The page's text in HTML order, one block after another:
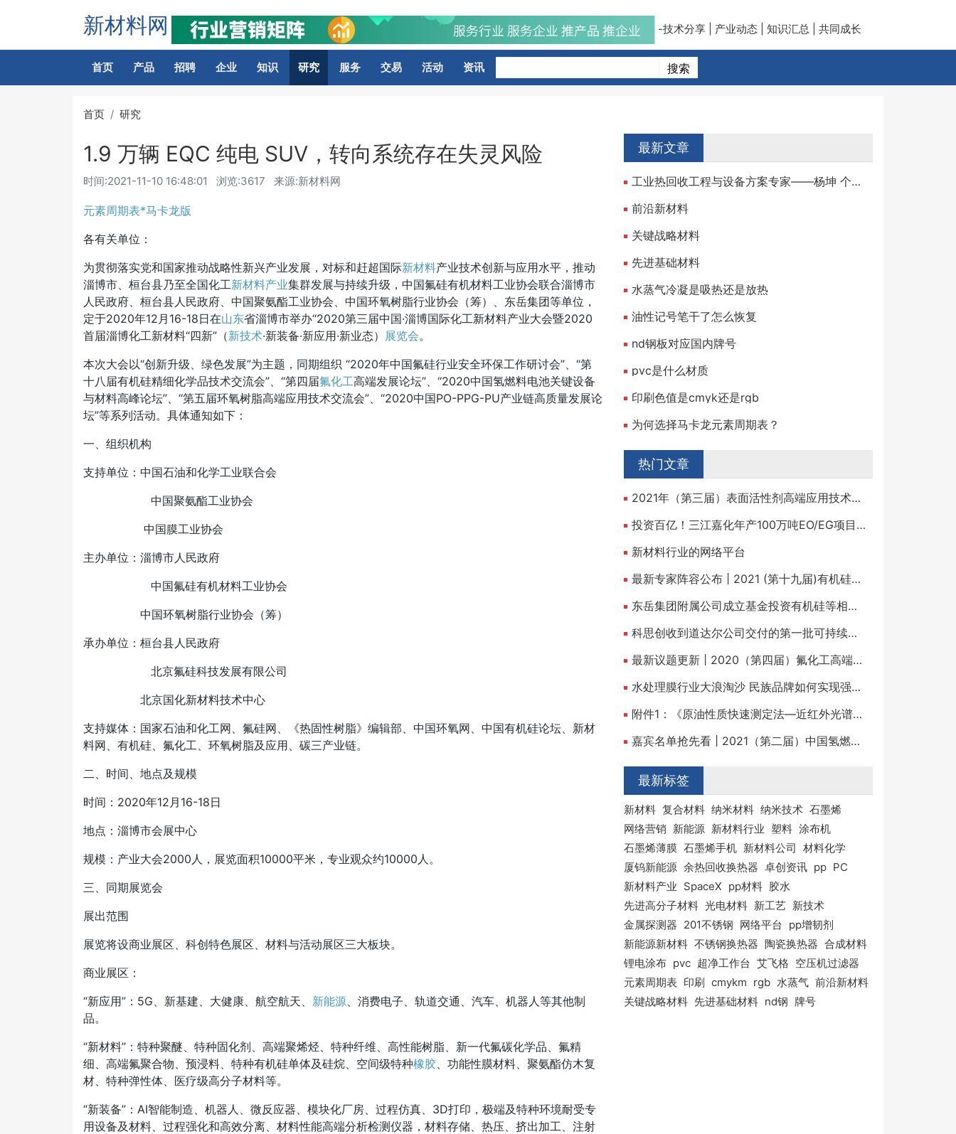
新材料网 -技术分享 | 产业动态 | 知识汇总 | 共同成长
首页 产品 招聘 企业 知识 研究 服务 交易 活动 资讯
首页 研究
1.9 万辆 EQC 纯电 SUV，转向系统存在失灵风险
时间:2021-11-10 16:48:01 浏览:3617 来源:新材料网
元素周期表*马卡龙版
各有关单位：
为贯彻落实党和国家推动战略性新兴产业发展，对标和赶超国际新材料产业技术创新与应用水平，推动
淄博市、桓台县乃至全国化工新材料产业集群发展与持续升级，中国氟硅有机材料工业协会联合淄博市
人民政府、桓台县人民政府、中国聚氨酯工业协会、中国环氧树脂行业协会（筹）、东岳集团等单位，
定于2020年12月16-18日在山东省淄博市举办“2020第三届中国·淄博国际化工新材料产业大会暨2020
首届淄博化工新材料“四新”（新技术·新装备·新应用·新业态） 展览会。
本次大会以“创新升级、绿色发展”为主题，同期组织 “2020年中国氟硅行业安全环保工作研讨会”、“第
十八届有机硅精细化学品技术交流会”、“第四届氟化工高端发展论坛”、“2020中国氢燃料电池关键设备
与材料高峰论坛”、“第五届环氧树脂高端应用技术交流会”、“2020中国PO-PPG-PU产业链高质量发展论
坛”等系列活动。具体通知如下：
一、组织机构
支持单位：中国石油和化学工业联合会
中国聚氨酯工业协会
中国膜工业协会
主办单位：淄博市人民政府
中国氟硅有机材料工业协会
中国环氧树脂行业协会（筹）
承办单位：桓台县人民政府
北京氟硅科技发展有限公司
北京国化新材料技术中心
支持媒体：国家石油和化工网、氟硅网、《热固性树脂》编辑部、中国环氧网、中国有机硅论坛、新材
料网、有机硅、氟化工、环氧树脂及应用、碳三产业链。
二、时间、地点及规模
时间： 2020年12月16-18日
地点：淄博市会展中心
规模：产业大会2000人，展览面积10000平米，专业观众约10000人。
三、同期展览会
展出范围
展览将设商业展区、科创特色展区、材料与活动展区三大板块。
商业展区：
“新应用”：5G、 新基建、大健康、航空航天、 新能源、消费电子、轨道交通、汽车、机器人等其他制
品。
“新材料”：特种聚醚、特种固化剂、高端聚烯烃、特种纤维、高性能树脂、新一代氟碳化学品、氟精
细、高端氟聚合物、预浸料、特种有机硅单体及硅烷、空间级特种橡胶、功能性膜材料、聚氨酯仿木复
材、特种弹性体、医疗级高分子材料等。
“新装备”：AI智能制造、机器人、微反应器、模块化厂房、过程仿真、3D打印，极端及特种环境耐受专
用设备及材料、过程强化和高效分离、材料性能高端分析检测仪器，材料存储、热压、挤出加工、注射
最新文章
工业热回收工程与设备方案专家——杨坤 个人详细简介
前沿新材料
关键战略材料
先进基础材料
水蒸气冷凝是吸热还是放热
油性记号笔干了怎么恢复
nd钢板对应国内牌号
pvc是什么材质
印刷色值是cmyk还是rgb
为何选择马卡龙元素周期表？
热门文章
2021年（第三届）表面活性剂高端应用技术研讨会
投资百亿！三江嘉化年产100万吨EO/EG项目迎来重大建设节点！
新材料行业的网络平台
最新专家阵容公布 | 2021 (第十九届)有机硅精细化学品技术交流会
东岳集团附属公司成立基金投资有机硅等相关行业
科思创收到道达尔公司交付的第一批可持续苯产品
最新议题更新 | 2020（第四届）氟化工高端发展论坛
水处理膜行业大浪淘沙 民族品牌如何实现强势崛起？
附件1：《原油性质快速测定法—近红外光谱法》征求意见稿及编制说明.pdf
嘉宾名单抢先看 | 2021（第二届）中国氢燃料电池关键材料与装备高峰论坛
最新标签
新材料 复合材料 纳米材料 纳米技术 石墨烯
网络营销 新能源 新材料行业 塑料 涂布机
石墨烯薄膜 石墨烯手机 新材料公司 材料化学
厦钨新能源 余热回收换热器 卓创资讯 pp PC
新材料产业 SpaceX pp材料 胶水
先进高分子材料 光电材料 新工艺 新技术
金属探测器 201不锈钢 网络平台 pp增韧剂
新能源新材料 不锈钢换热器 陶瓷换热器 合成材料
锂电涂布 pvc 超净工作台 艾飞格 空压机过滤器
元素周期表 印刷 cmykm rgb 水蒸气 前沿新材料
关键战略材料 先进基础材料 nd钢 牌号